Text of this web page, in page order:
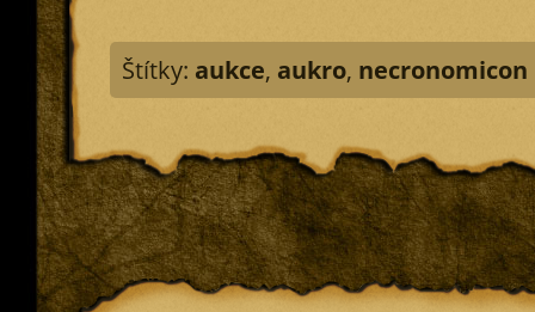
Štítky: aukce, aukro, necronomicon